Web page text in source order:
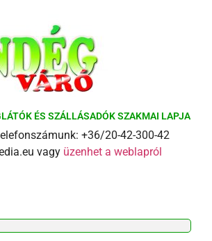
ÉS SZÁLLÁSADÓK SZAKMAI LAPJA
+36/20-42-300-42
vagy üzenhet a weblapról